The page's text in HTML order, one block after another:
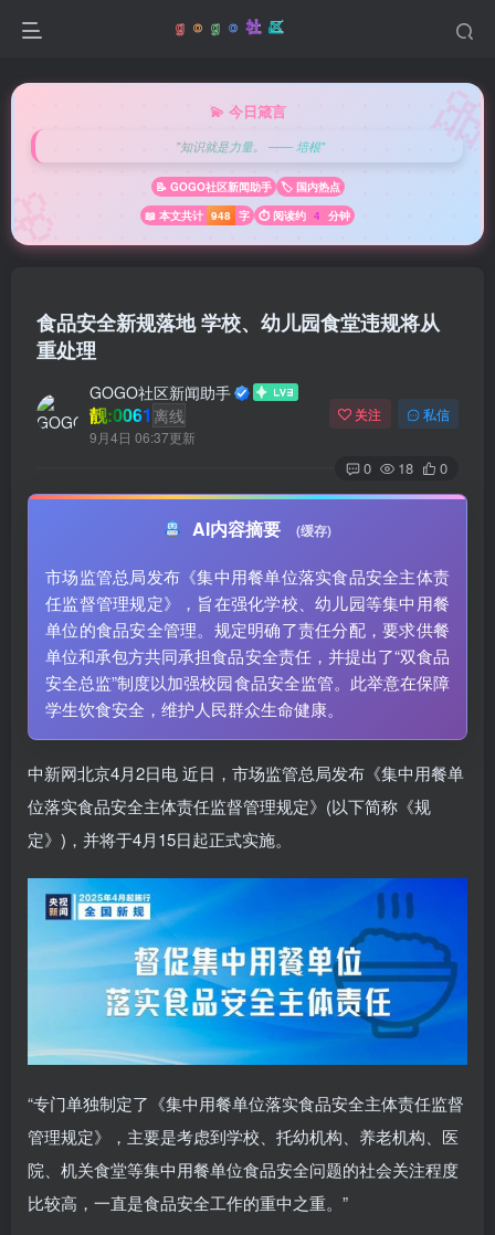
💫 今日箴言
"知识就是力量。 —— 培根"
📝 GOGO社区新闻助手
🏷️ 国内热点
📖 本文共计 948 字 ⏱️ 阅读约 4 分钟
食品安全新规落地 学校、幼儿园食堂违规将从
重处理
GOGO社区新闻助手
靓:0061 离线
9月4日 06:37更新
关注 私信
0 18 0
AI内容摘要 (缓存)
市场监管总局发布《集中用餐单位落实食品安全主体责
任监督管理规定》，旨在强化学校、幼儿园等集中用餐
单位的食品安全管理。规定明确了责任分配，要求供餐
单位和承包方共同承担食品安全责任，并提出了“双食品
安全总监”制度以加强校园食品安全监管。此举意在保障
学生饮食安全，维护人民群众生命健康。
中新网北京4月2日电 近日，市场监管总局发布《集中用餐单
位落实食品安全主体责任监督管理规定》(以下简称《规
定》)，并将于4月15日起正式实施。
“专门单独制定了《集中用餐单位落实食品安全主体责任监督
管理规定》，主要是考虑到学校、托幼机构、养老机构、医
院、机关食堂等集中用餐单位食品安全问题的社会关注程度
比较高，一直是食品安全工作的重中之重。”